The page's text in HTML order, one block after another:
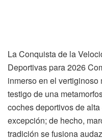
La Conquista de la
Deportivas para 2026
inmerso en el
testigo de una
coches deportivos de
excepción; de hecho,
tradición se fusiona